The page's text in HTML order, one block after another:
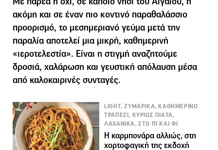
ακόμη και σε έναν πιο κοντινό παραθαλάσσιο
προορισμό, το μεσημεριανό γεύμα μετά την
παραλία αποτελεί μια μικρή, καθημερινή
«ιεροτελεστία». Είναι η στιγμή αναζητούμε
δροσιά, χαλάρωση και γευστική απόλαυση μέσα
από καλοκαιρινές συνταγές.
LIGHT, ΖΥΜΑΡΙΚΑ, ΚΑΘΗΜΕΡΙΝΟ
ΤΡΑΠΕΖΙ, ΚΥΡΙΩΣ ΠΙΑΤΑ,
ΛΑΧΑΝΙΚΑ, ΣΤΟ ΠΙ ΚΑΙ ΦΙ
Η καρμπονάρα αλλιώς, στη
χορτοφαγική της εκδοχή